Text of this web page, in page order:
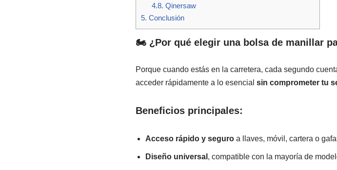
4.8. Qinersaw
5. Conclusión
🏍️ ¿Por qué elegir una bolsa de manillar
Porque cuando estás en la carretera, cada segundo
acceder rápidamente a lo esencial sin comprometer tu
Beneficios principales:
Acceso rápido y seguroa llaves, móvil, cartera o
Diseño universal , compatible con la mayoría de